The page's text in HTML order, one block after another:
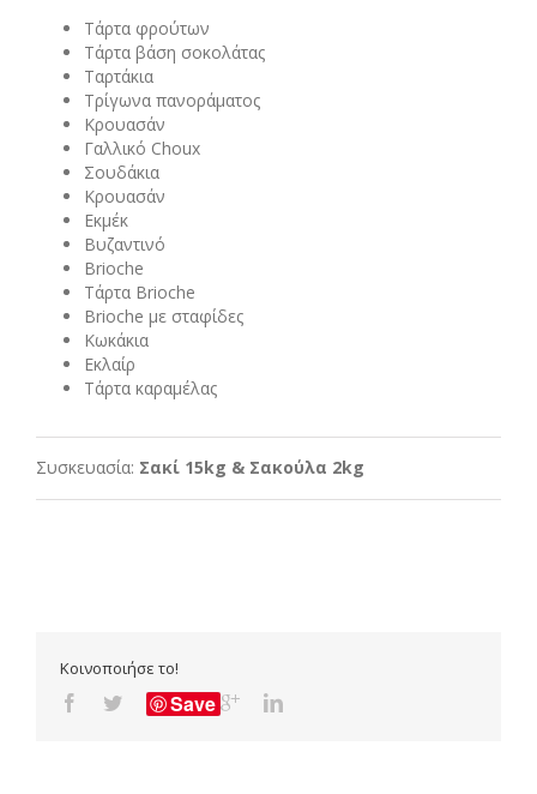
Τάρτα φρούτων
Τάρτα βάση σοκολάτας
Ταρτάκια
Τρίγωνα πανοράματος
Κρουασάν
Γαλλικό Choux
Σουδάκια
Κρουασάν
Εκμέκ
Βυζαντινό
Brioche
Τάρτα Brioche
Brioche με σταφίδες
Κωκάκια
Εκλαίρ
Τάρτα καραμέλας
Συσκευασία: Σακί 15kg & Σακούλα 2kg
Κοινοποιήσε το!
Save